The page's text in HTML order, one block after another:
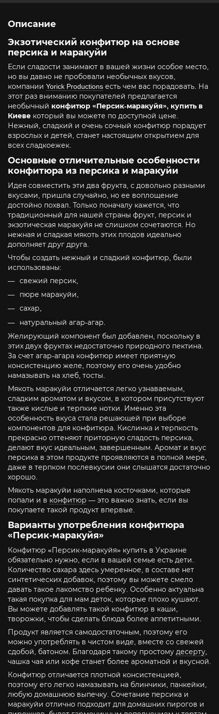
Описание
Экзотический конфитюр на основе
персика и маракуйи
Если сладости занимают в вашей жизни особое место,
но вы давно не пробовали необычных вкусов,
компании Yorick Productions есть чем вас порадовать. На
этот раз вниманию покупателей предлагается
необычный конфитюр «Персик-маракуйя», купить в
Киеве который вы можете по доступной цене.
Нежный, сладкий и очень сочный конфитюр порадует
взрослых и детей, станет настоящим открытием для
всех сладкоежек.
Основные отличительные особенности
конфитюра из персика и маракуйи
Идея совместить эти два фрукта, с довольно разными
вкусами, пришла случайно, но ее воплощение
достойно похвал. Только поначалу кажется, что
традиционный для нашей страны фрукт, персик и
экзотическая маракуйя не слишком сочетаются. Но
нежная и сладкая мякоть этих плодов идеально
дополняет друг друга.
Чтобы создать нежный и сладкий конфитюр, были
использованы:
свежий персик,
пюре маракуйи,
сахар,
натуральный агар-агар.
Желирующий компонент был добавлен, поскольку в
этих двух фруктах недостаточно природного пектина.
За счет агар-агара конфитюр имеет приятную
консистенцию желе, поэтому его очень удобно
намазывать на хлеб, тосты.
Мякоть маракуйи отличается легко узнаваемым,
сладким ароматом и вкусом, в котором присутствуют
также кислые и терпкие нотки. Именно эта
особенность вкуса стала решающей при выборе
компонентов для конфитюра. Кислинка и терпкость
прекрасно оттеняют приторную сладость персика,
делают вкус идеальным, завершенным. Аромат и вкус
персика в этом продукте проявляются в полной мере,
даже в терпком послевкусии они слышатся достаточно
хорошо.
Мякоть маракуйи наполнена косточками, которые
попали и в конфитюр — это важно знать, если вы
покупаете такой продукт впервые.
Варианты употребления конфитюра
«Персик-маракуйя»
Конфитюр «Персик-маракуйя» купить в Украине
обязательно нужно, если в вашей семье есть дети.
Количество сахара здесь умеренное, в составе нет
синтетических добавок, поэтому вы можете смело
давать такое лакомство ребенку. Особенно актуальна
такая покупка для мам деток, которые плохо кушают.
Вы можете добавлять такой конфитюр в каши,
творожки, чтобы сделать блюда более аппетитными.
Продукт является самодостаточным, поэтому его
можно употреблять в чистом виде, вместе со свежей
сдобой, батоном. Благодаря такому простому десерту
чашка чая или кофе станет более ароматной и вкусной.
Конфитюр отличается плотной консистенцией,
поэтому его легко намазывать на блинчики, панкейки,
любую домашнюю выпечку. Сочетание персика и
маракуйи отлично подходит для домашних пирогов и